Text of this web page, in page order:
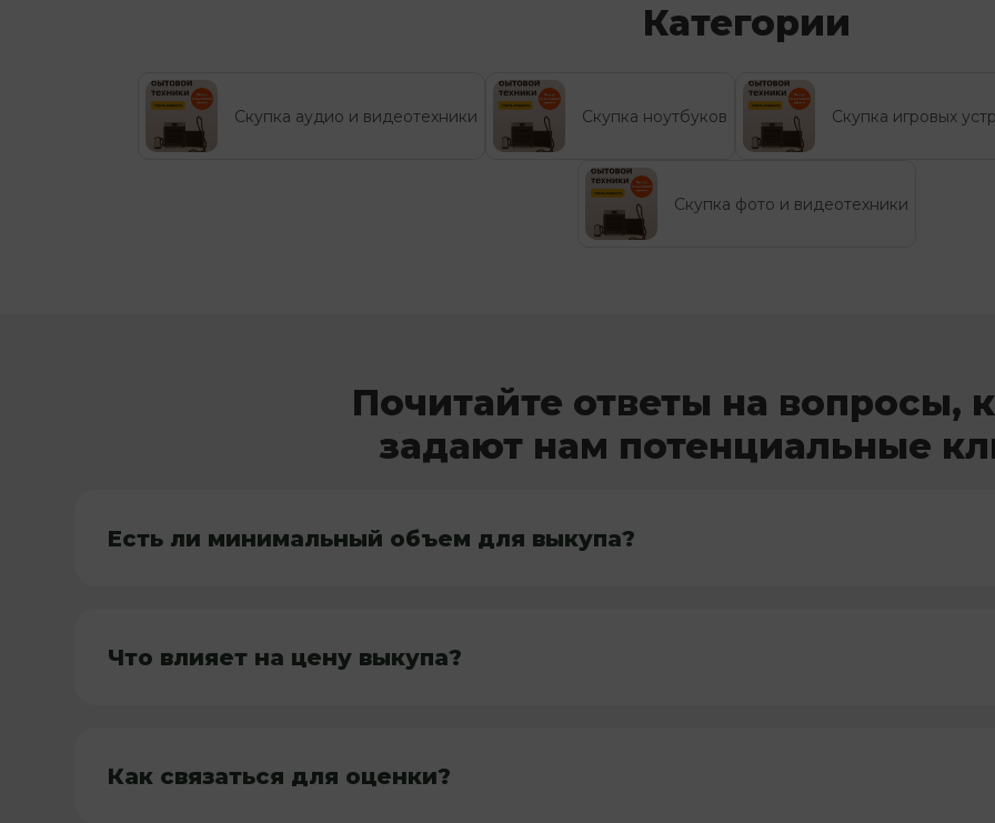
Категории
Скупка аудио и видеотехники Скупка ноутбуков Скупка игровых
Скупка фото и видеотехники
Почитайте ответы на вопросы,
задают нам потенциальные
Есть ли минимальный объем для выкупа?
Что влияет на цену выкупа?
Как связаться для оценки?